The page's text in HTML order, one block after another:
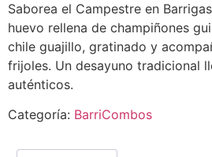
Saborea el Campestre en
huevo rellena de champiñones
chile guajillo, gratinado y
frijoles. Un desayuno tradicional
auténticos.
Categoría: BarriCombos